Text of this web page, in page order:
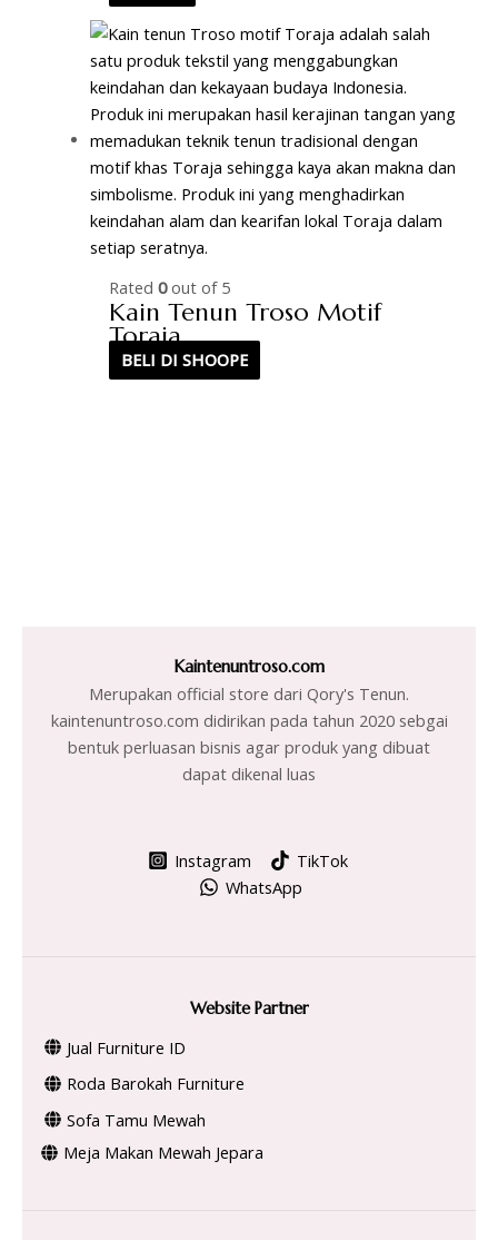
Rated0out of 5
Kain Tenun Troso Motif
Toraja
BELI DI SHOOPE
Kaintenuntroso.com
Merupakan official store dari Qory's Tenun.
kaintenuntroso.com didirikan pada tahun 2020 sebgai
bentuk perluasan bisnis agar produk yang dibuat
dapat dikenal luas
Instagram
TikTok
WhatsApp
Website Partner
Jual Furniture ID
Roda Barokah Furniture
Sofa Tamu Mewah
Meja Makan Mewah Jepara